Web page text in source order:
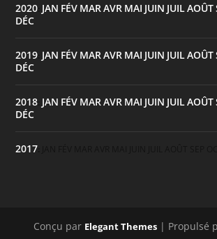
2020 JAN FÉV MAR AVR MAI JUIN JUIL AOÛT
DÉC
2019 JAN FÉV MAR AVR MAI JUIN JUIL AOÛT
DÉC
2018 JAN FÉV MAR AVR MAI JUIN JUIL AOÛT
DÉC
2017
Conçu par Elegant Themes | Propulsé